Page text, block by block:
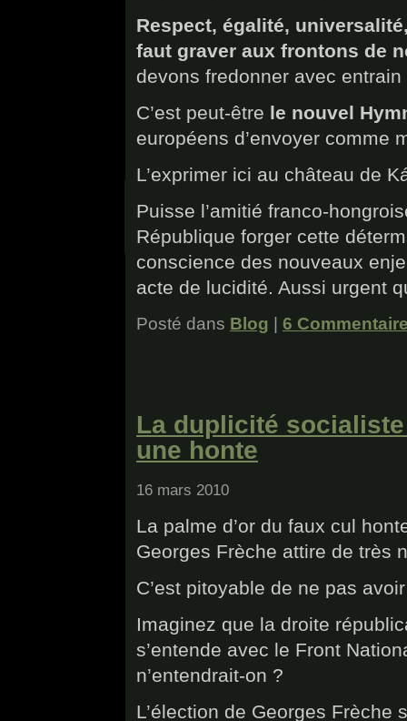
Respect, égalité,
faut graver aux frontons de
devons fredonner avec
C’est peut-être le nouvel
européens d’envoyer comme
L’exprimer ici au château de
Puisse l’amitié franco-
République forger cette
conscience des nouveaux
acte de lucidité. Aussi urgent
Posté dans Blog | 6
La duplicité
une honte
16 mars 2010
La palme d’or du faux cul
Georges Frèche attire de très
C’est pitoyable de ne pas
Imaginez que la droite
s’entende avec le Front
n’entendrait-on ?
L’élection de Georges